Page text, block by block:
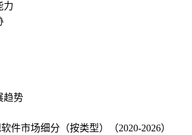
力
趋势
件市场细分（按类型）（2020-2026）